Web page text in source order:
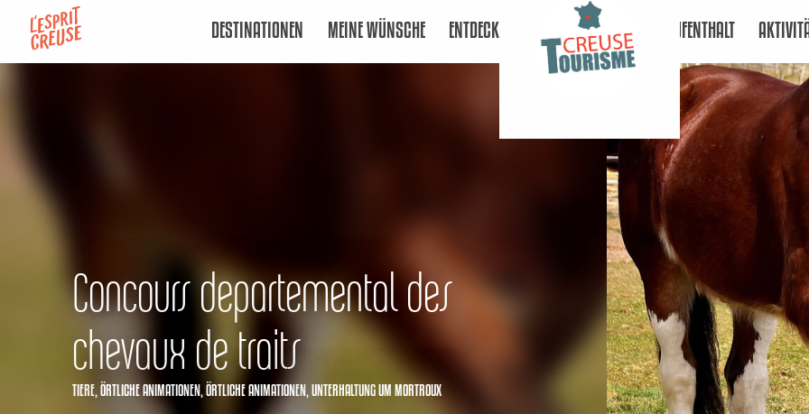
contenu
DESTINATIONEN MEINE WÜNSCHE ENTDECKEN AUFENTHALT
Concours departemental des
chevaux de traits
TIERE, ÖRTLICHE ANIMATIONEN, ÖRTLICHE ANIMATIONEN, UNTERHALTUNGUM MORTROUX